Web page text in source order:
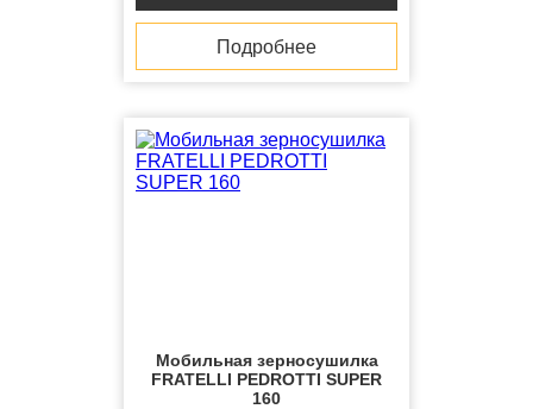
Подробнее
Мобильная зерносушилка
FRATELLI PЕDROTTI SUPER
160